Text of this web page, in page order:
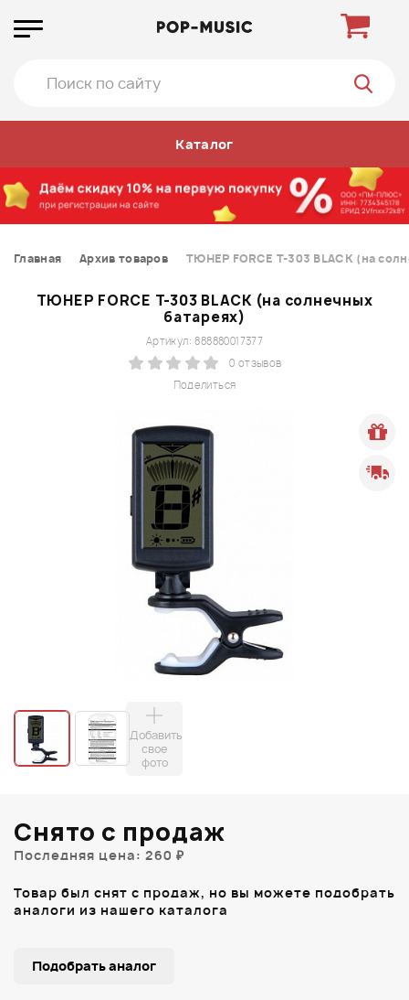
Каталог
Главная Архив товаров ТЮНЕР FORCE T-303 BLACK (на
ТЮНЕР FORCE T-303 BLACK (на солнечных
батареях)
Поделиться
Артикул: 888880017377
0 отзывов
Добавить
свое
фото
Снято с продаж
Последняя цена: 260 ₽
Товар был снят с продаж, но вы можете подобрать
аналоги из нашего каталога
Подобрать аналог